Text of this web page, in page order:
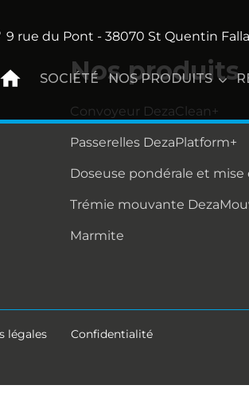
9 rue du Pont - 38070 St Quentin
SOCIÉTÉ NOS PRODUITS
Nos produits
Convoyeur DezaClean+
Passerelles DezaPlatform+
Doseuse pondérale et
Trémie mouvante
Marmite
légales
Confidentialité